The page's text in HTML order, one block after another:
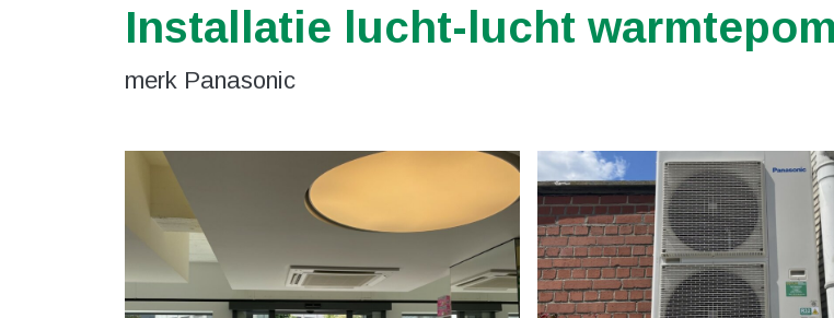
Installatie lucht-lucht
merk Panasonic